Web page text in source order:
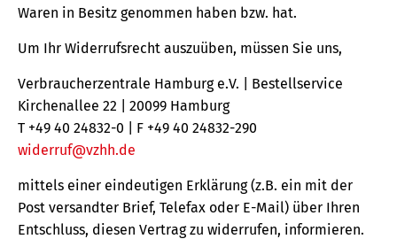
Waren in Besitz genommen haben bzw. hat.
Um Ihr Widerrufsrecht auszuüben, müssen Sie uns,
Verbraucherzentrale Hamburg e.V. | Bestellservice
Kirchenallee 22 | 20099 Hamburg
T +49 40 24832-0 | F +49 40 24832-290
widerruf@vzhh.de
mittels einer eindeutigen Erklärung (z.B. ein mit der
Post versandter Brief, Telefax oder E-Mail) über Ihren
Entschluss, diesen Vertrag zu widerrufen, informieren.